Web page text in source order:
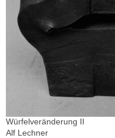
Würfelveränderung II
Alf Lechner